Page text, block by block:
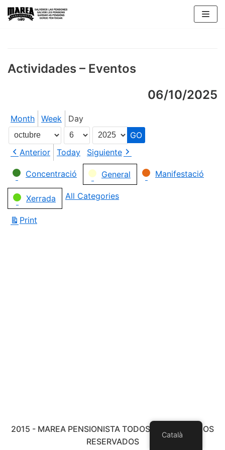
Skip
Actividades – Eventos
06/10/2025
Month Week Day
Month
Day
Year
Anterior
Today
Siguiente
Categories
Concentració General Manifestació
Xerrada All Categories
Print
2015 - MAREA PENSIONISTA TODOS LOS DERECHOS
RESERVADOS
Català